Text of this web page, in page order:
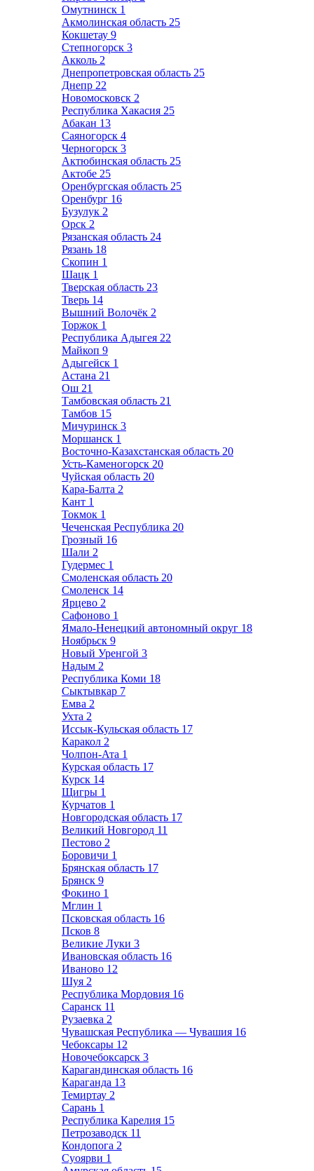
Омутнинск 1
Акмолинская область 25
Кокшетау 9
Степногорск 3
Акколь 2
Днепропетровская область 25
Днепр 22
Новомосковск 2
Республика Хакасия 25
Абакан 13
Саяногорск 4
Черногорск 3
Актюбинская область 25
Актобе 25
Оренбургская область 25
Оренбург 16
Бузулук 2
Орск 2
Рязанская область 24
Рязань 18
Скопин 1
Шацк 1
Тверская область 23
Тверь 14
Вышний Волочёк 2
Торжок 1
Республика Адыгея 22
Майкоп 9
Адыгейск 1
Астана 21
Ош 21
Тамбовская область 21
Тамбов 15
Мичуринск 3
Моршанск 1
Восточно-Казахстанская область 20
Усть-Каменогорск 20
Чуйская область 20
Кара-Балта 2
Кант 1
Токмок 1
Чеченская Республика 20
Грозный 16
Шали 2
Гудермес 1
Смоленская область 20
Смоленск 14
Ярцево 2
Сафоново 1
Ямало-Ненецкий автономный округ 18
Ноябрьск 9
Новый Уренгой 3
Надым 2
Республика Коми 18
Сыктывкар 7
Емва 2
Ухта 2
Иссык-Кульская область 17
Каракол 2
Чолпон-Ата 1
Курская область 17
Курск 14
Щигры 1
Курчатов 1
Новгородская область 17
Великий Новгород 11
Пестово 2
Боровичи 1
Брянская область 17
Брянск 9
Фокино 1
Мглин 1
Псковская область 16
Псков 8
Великие Луки 3
Ивановская область 16
Иваново 12
Шуя 2
Республика Мордовия 16
Саранск 11
Рузаевка 2
Чувашская Республика — Чувашия 16
Чебоксары 12
Новочебоксарск 3
Карагандинская область 16
Караганда 13
Темиртау 2
Сарань 1
Республика Карелия 15
Петрозаводск 11
Кондопога 2
Суоярви 1